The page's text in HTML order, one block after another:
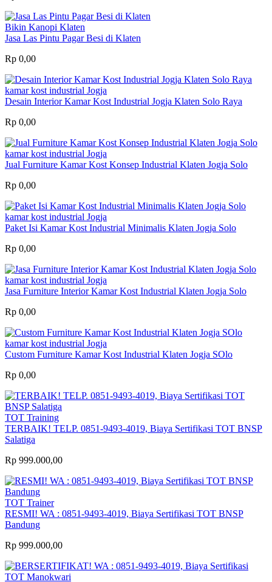
Bikin Kanopi Klaten
Jasa Las Pintu Pagar Besi di Klaten
Rp 0,00
kamar kost industrial Jogja
Desain Interior Kamar Kost Industrial Jogja Klaten Solo Raya
Rp 0,00
kamar kost industrial Jogja
Jual Furniture Kamar Kost Konsep Industrial Klaten Jogja Solo
Rp 0,00
kamar kost industrial Jogja
Paket Isi Kamar Kost Industrial Minimalis Klaten Jogja Solo
Rp 0,00
kamar kost industrial Jogja
Jasa Furniture Interior Kamar Kost Industrial Klaten Jogja Solo
Rp 0,00
kamar kost industrial Jogja
Custom Furniture Kamar Kost Industrial Klaten Jogja SOlo
Rp 0,00
TOT Training
TERBAIK! TELP. 0851-9493-4019, Biaya Sertifikasi TOT BNSP
Salatiga
Rp 999.000,00
TOT Trainer
RESMI! WA : 0851-9493-4019, Biaya Sertifikasi TOT BNSP
Bandung
Rp 999.000,00